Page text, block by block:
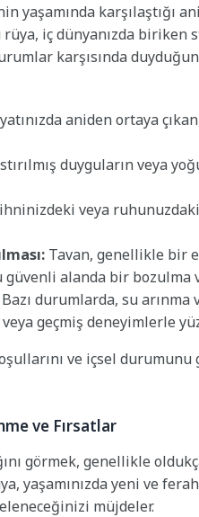
yaşamında karşılaştığı
iç dünyanızda biriken
karşısında
aniden ortaya
duyguların veya
veya
Tavan, genellikle bir
alanda bir bozulma
Bazı durumlarda, su
geçmiş deneyimlerle
ve içsel
ve Fırsatlar
görmek, genellikle
yaşamınızda yeni ve
müjdeler.